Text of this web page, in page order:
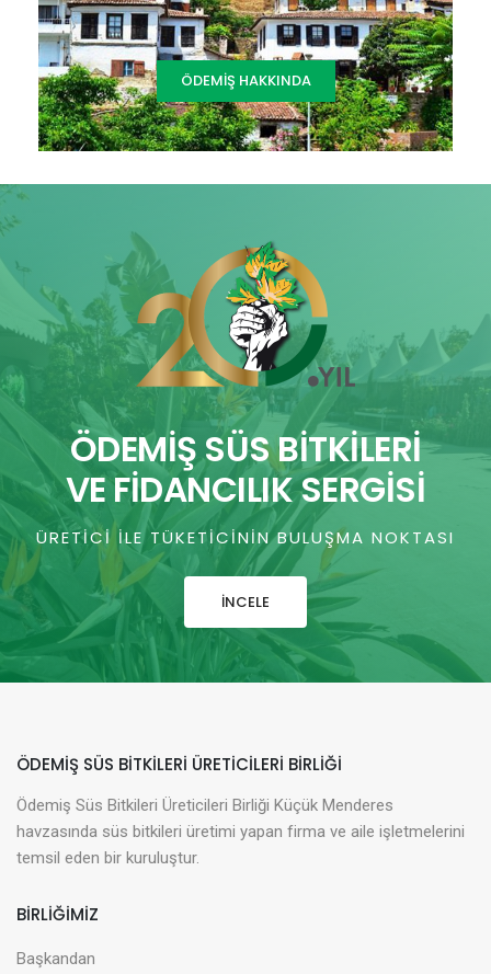
ÖDEMIŞ HAKKINDA
ÖDEMİŞ SÜS BİTKİLERİ
VE FİDANCILIK SERGİSİ
ÜRETICI ILE TÜKETICININ BULUŞMA NOKTASI
İNCELE
ÖDEMIŞ SÜS BITKILERI ÜRETICILERI BIRLIĞI
Ödemiş Süs Bitkileri Üreticileri Birliği Küçük Menderes
havzasında süs bitkileri üretimi yapan firma ve aile işletmelerini
temsil eden bir kuruluştur.
BİRLİĞİMİZ
Başkandan